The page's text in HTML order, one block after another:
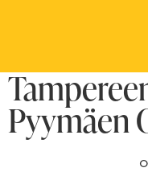
Pyymäen